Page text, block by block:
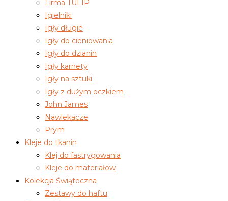
Firma TULIP
Igielniki
Igły długie
Igły do cieniowania
Igły do dzianin
Igły karnety
Igły na sztuki
Igły z dużym oczkiem
John James
Nawlekacze
Prym
Kleje do tkanin
Klej do fastrygowania
Kleje do materiałów
Kolekcja Świąteczna
Zestawy do haftu